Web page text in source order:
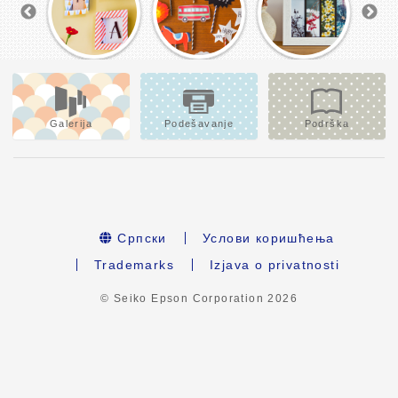
Galerija Podešavanje Podrška
Српски
Услови коришћења
Trademarks
Izjava o privatnosti
© Seiko Epson Corporation2026